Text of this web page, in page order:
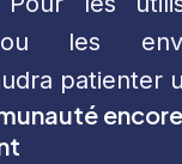
les
patienter